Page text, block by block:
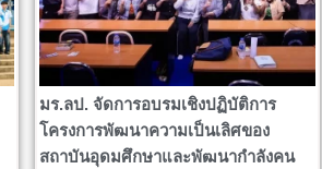
มร.ลป. จัดการอบรมเชิงปฏิบัติการ
โครงการพัฒนาความเป็นเลิศของ
สถาบันอุดมศึกษาและพัฒนากำลังคน